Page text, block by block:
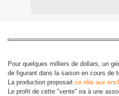
Pour quelques milliers de dollars, un
de figurant dans la saison en cours de
La production proposait ce rôle aux
Le profit de cette "vente" ira à une